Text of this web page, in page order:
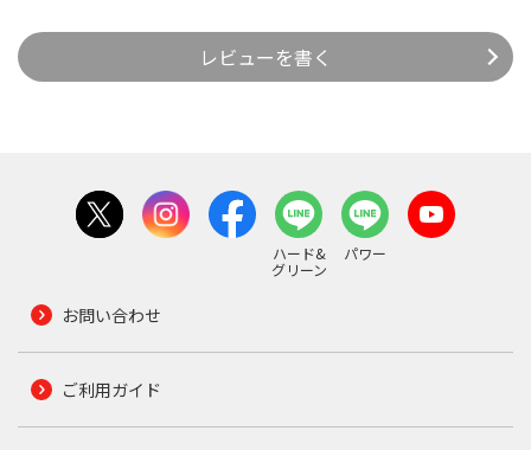
レビューを書く
ハード&
グリーン
パワー
お問い合わせ
ご利用ガイド